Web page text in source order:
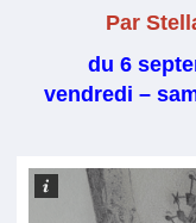
Par
du 6
vendredi –